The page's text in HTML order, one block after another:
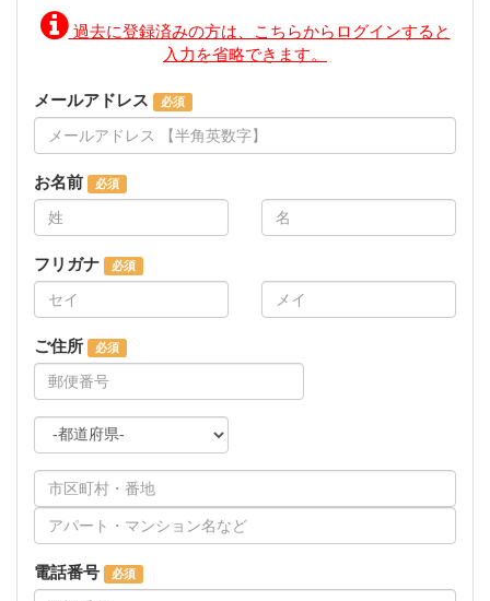
過去に登録済みの方は、こちらからログインすると
入力を省略できます。
メールアドレス
お名前
フリガナ
ご住所
電話番号